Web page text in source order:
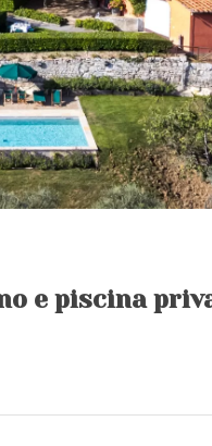
e piscina